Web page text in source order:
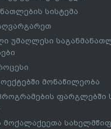
სისტემა
უმაღლესი
მონაწილეობა
ფარგლებში
მოქალაქეეთა